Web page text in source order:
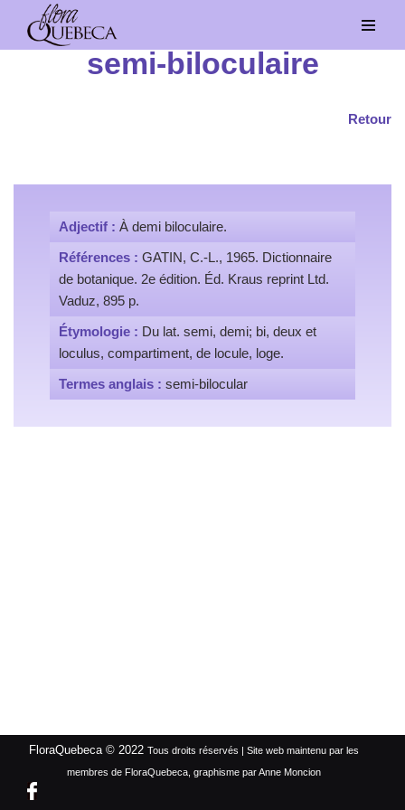
Aller
semi-biloculaire
Retour
Adjectif : À demi biloculaire.
Références : GATIN, C.-L., 1965. Dictionnaire
de botanique. 2e édition. Éd. Kraus reprint Ltd.
Vaduz, 895 p.
Étymologie : Du lat. semi, demi; bi, deux et
loculus, compartiment, de locule, loge.
Termes anglais : semi-bilocular
FloraQuebeca © 2022 Tous droits réservés | Site web maintenu par les
membres de FloraQuebeca, graphisme par Anne Moncion